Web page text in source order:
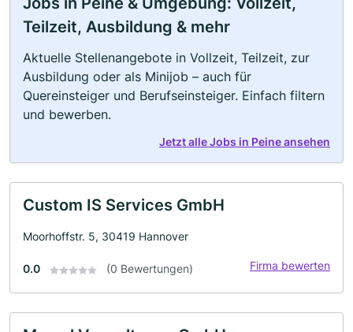
Teilzeit, Ausbildung & mehr
Aktuelle Stellenangebote in Vollzeit, Teilzeit, zur
Ausbildung oder als Minijob – auch für
Quereinsteiger und Berufseinsteiger. Einfach filtern
und bewerben.
Jetzt alle Jobs in Peine ansehen
Custom IS Services GmbH
Moorhoffstr. 5, 30419 Hannover
0.0 (0 Bewertungen) Firma bewerten